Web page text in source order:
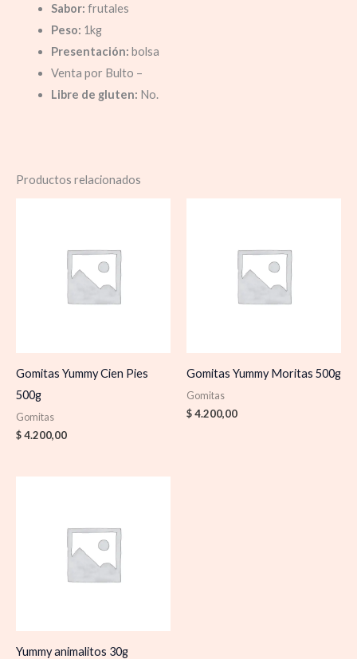
Sabor: frutales
Peso: 1kg
Presentación: bolsa
Venta por Bulto –
Libre de gluten: No.
Productos relacionados
Gomitas Yummy Cien Pies
500g
Gomitas
$4.200,00
Gomitas Yummy Moritas 500g
Gomitas
$4.200,00
Yummy animalitos 30g